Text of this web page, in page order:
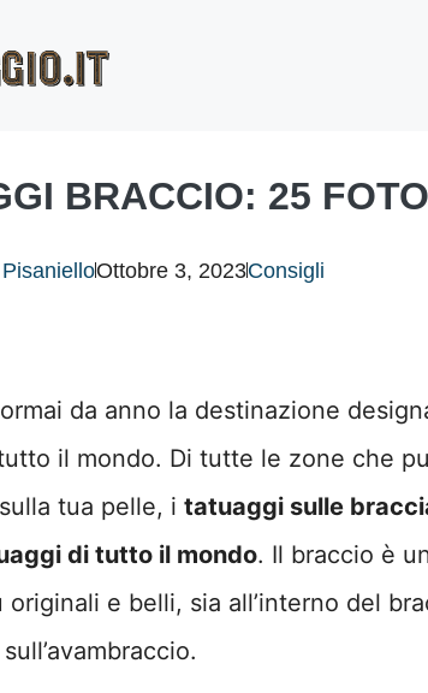
BRACCIO: 25
Ottobre 3, 2023Consigli
da anno la destinazione
il mondo. Di tutte le zone che
tua pelle, i tatuaggi sulle
di tutto il mondo. Il braccio è
e belli, sia all’interno del